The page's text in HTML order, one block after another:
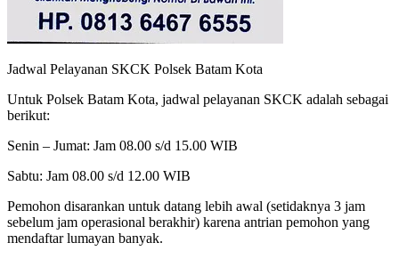
Jadwal Pelayanan SKCK Polsek Batam Kota
Untuk Polsek Batam Kota, jadwal pelayanan SKCK adalah sebagai
berikut:
Senin – Jumat: Jam 08.00 s/d 15.00 WIB
Sabtu: Jam 08.00 s/d 12.00 WIB
Pemohon disarankan untuk datang lebih awal (setidaknya 3 jam
sebelum jam operasional berakhir) karena antrian pemohon yang
mendaftar lumayan banyak.